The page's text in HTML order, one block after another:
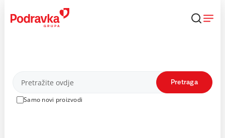
content
Proizvodi
Samo novi proizvodi
Pretraga